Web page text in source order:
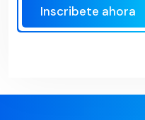
Inscribete ahora